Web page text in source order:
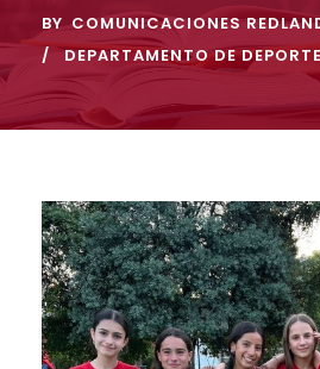
BY COMUNICACIONES
DEPARTAMENTO DE DEPORTE